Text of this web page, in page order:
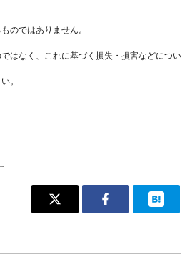
のではありません。
はなく、これに基づく損失・損害などについ
。